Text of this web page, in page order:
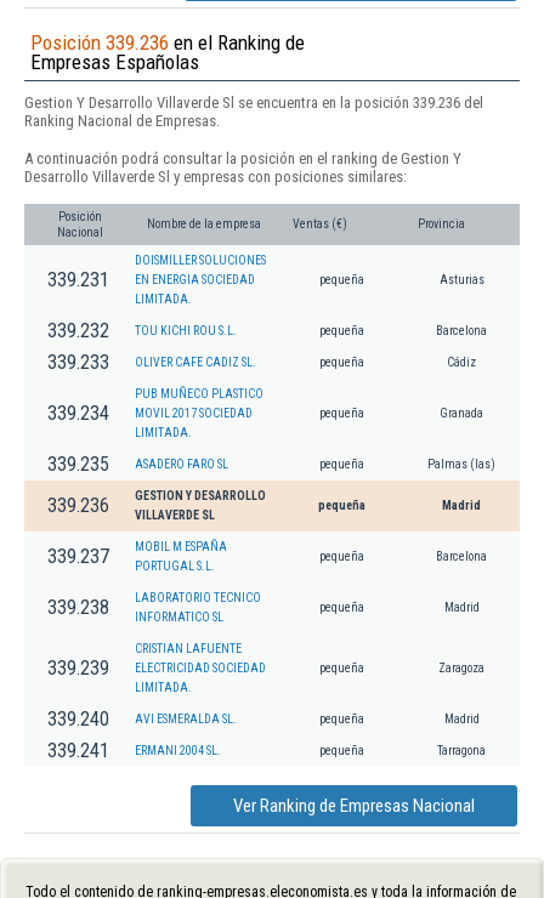
Posición 339.236 en el Ranking de
Empresas Españolas
Gestion Y Desarrollo Villaverde Sl se encuentra en la posición 339.236 del
Ranking Nacional de Empresas.
A continuación podrá consultar la posición en el ranking de Gestion Y
Desarrollo Villaverde Sl y empresas con posiciones similares:
Posición
Nacional
Nombre de la empresa Ventas (€) Provincia
339.231
DOISMILLER SOLUCIONES
EN ENERGIA SOCIEDAD
LIMITADA.
pequeña Asturias
339.232 TOU KICHI ROU S.L. pequeña Barcelona
339.233 OLIVER CAFE CADIZ SL. pequeña Cádiz
339.234
PUB MUÑECO PLASTICO
MOVIL 2017 SOCIEDAD
LIMITADA.
pequeña Granada
339.235 ASADERO FARO SL pequeña Palmas (las)
339.236
GESTION Y DESARROLLO
VILLAVERDE SL
pequeña Madrid
339.237
MOBIL M ESPAÑA
PORTUGAL S.L.
pequeña Barcelona
339.238
LABORATORIO TECNICO
INFORMATICO SL
pequeña Madrid
339.239
CRISTIAN LAFUENTE
ELECTRICIDAD SOCIEDAD
LIMITADA.
pequeña Zaragoza
339.240 AVI ESMERALDA SL. pequeña Madrid
339.241 ERMANI 2004 SL. pequeña Tarragona
Ver Ranking de Empresas Nacional
Todo el contenido de ranking-empresas.eleconomista.es y toda la información de